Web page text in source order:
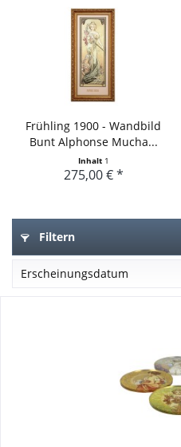
Frühling 1900 - Wandbild
Bunt Alphonse Mucha...
Inhalt 1
275,00 € *
Filtern